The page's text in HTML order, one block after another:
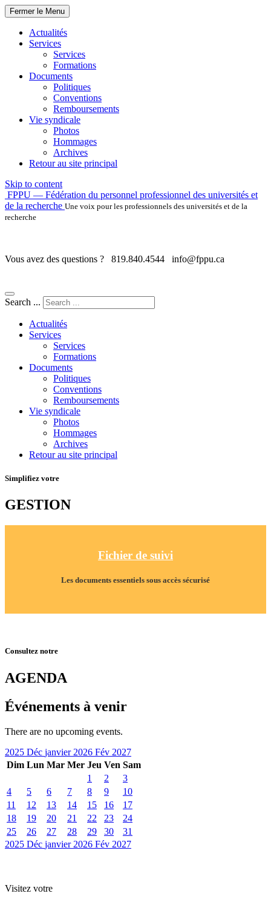
Fermer le Menu
Actualités
Services
Services
Formations
Documents
Politiques
Conventions
Remboursements
Vie syndicale
Photos
Hommages
Archives
Retour au site principal
Skip to content
FPPU — Fédération du personnel professionnel des universités et
de la recherche Une voix pour les professionnels des universités et de la
recherche
Vous avez des questions ? 819.840.4544 info@fppu.ca
Search ...
Actualités
Services
Services
Formations
Documents
Politiques
Conventions
Remboursements
Vie syndicale
Photos
Hommages
Archives
Retour au site principal
Simplifiez votre
GESTION
Fichier de suivi
Les documents essentiels sous accès sécurisé
Consultez notre
AGENDA
Événements à venir
There are no upcoming events.
2025 Déc janvier 2026 Fév 2027
Dim Lun Mar Mer Jeu Ven Sam
1
2
3
4
5 6 7 8 9
10
11
12 13 14 15 16
17
18
19 20 21 22 23
24
25
26 27 28 29 30
31
2025 Déc janvier 2026 Fév 2027
Visitez votre